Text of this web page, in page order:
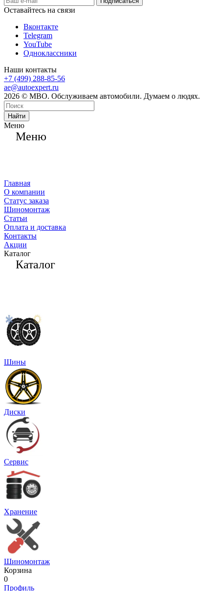
Оставайтесь на связи
Вконтакте
Telegram
YouTube
Одноклассники
Наши контакты
+7 (499) 288-85-56
ae@autoexpert.ru
2026 © МВО. Обслуживаем автомобили. Думаем о людях.
Найти
Меню
Меню
Главная
О компании
Статус заказа
Шиномонтаж
Статьи
Оплата и доставка
Контакты
Акции
Каталог
Каталог
Шины
Диски
Сервис
Хранение
Шиномонтаж
Корзина
0
Профиль